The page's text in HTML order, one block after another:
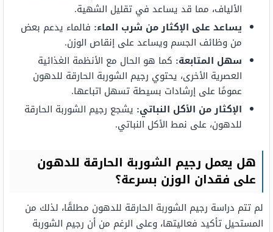
الألياف، مما قد يساعد في تقليل الشهية.
يساعد على الإكثار من شرب الماء: فالماء يدعم بعض
من وظائف الجسم ويساعد على إنقاص الوزن.
سهل المتابعة: كما هو الحال مع الأنظمة الغذائية
العصرية الأخرى، يحتوي رجيم الشوربة الحارقة للدهون
عمومًا على إرشادات بسيطة تسهل اتباعها.
الإكثار من الأكل النباتي: يشجع رجيم الشوربة الحارقة
للدهون، على نمط الأكل النباتي.
هل يعمل رجيم الشوربة الحارقة للدهون
على فقدان الوزن بسرعة؟
لم تتم دراسة رجيم الشوربة الحارقة للدهون مطلقًا، لذلك من
المستحيل تأكيد فعاليتها، وعلى الرغم من أن رجيم الشوربة